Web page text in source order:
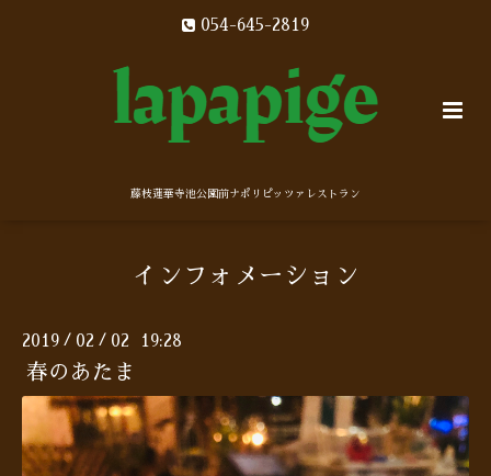
054-645-2819
藤枝蓮華寺池公園前ナポリピッツァレストラン
インフォメーション
2019 / 02 / 02 19:28
春のあたま